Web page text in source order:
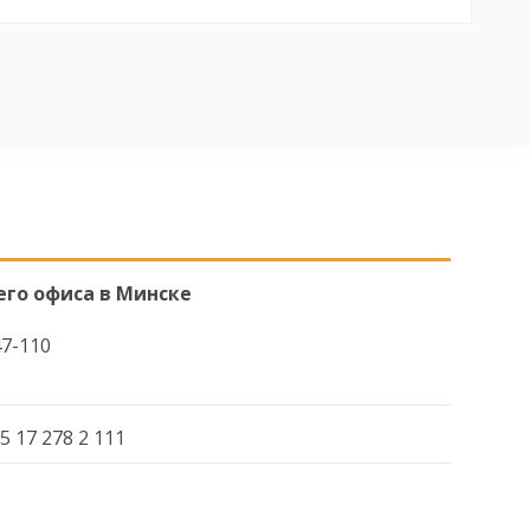
офиса в Минске
110
17 278 2 111